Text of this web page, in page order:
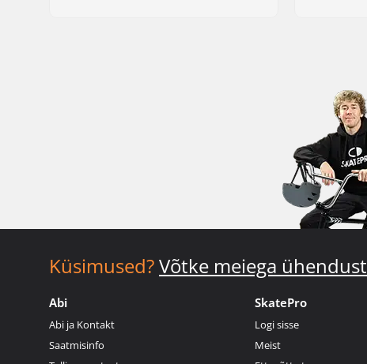
Küsimused?Võtke meiega ühendust
Abi
Abi ja Kontakt
Saatmisinfo
SkatePro
Logi sisse
Meist